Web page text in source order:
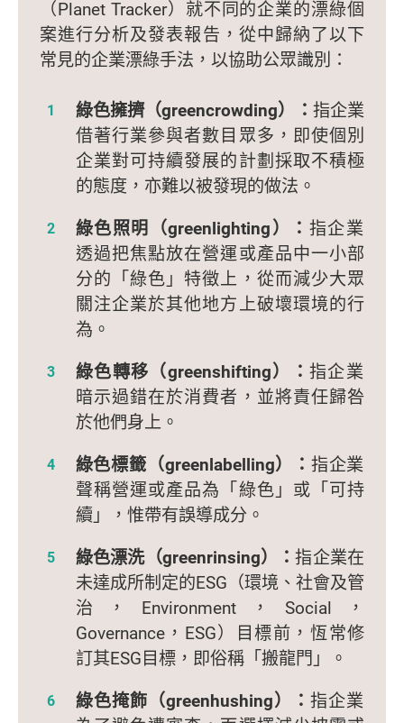
（Planet Tracker）就不同的企業的漂綠個
案進行分析及發表報告，從中歸納了以下
常見的企業漂綠手法，以協助公眾識別：
綠色擁擠（greencrowding）： 指企業
借著行業參與者數目眾多，即使個別
企業對可持續發展的計劃採取不積極
的態度，亦難以被發現的做法。
綠色照明（greenlighting）： 指企業
透過把焦點放在營運或產品中一小部
分的「綠色」特徵上，從而減少大眾
關注企業於其他地方上破壞環境的行
為。
綠色轉移（greenshifting）： 指企業
暗示過錯在於消費者，並將責任歸咎
於他們身上。
綠色標籤（greenlabelling）： 指企業
聲稱營運或產品為「綠色」或「可持
續」，惟帶有誤導成分。
綠色漂洗（greenrinsing）：指企業在
未達成所制定的ESG（環境、社會及管
治，Environment，Social，
Governance，ESG）目標前，恆常修
訂其ESG目標，即俗稱「搬龍門」。
綠色掩飾（greenhushing）：指企業